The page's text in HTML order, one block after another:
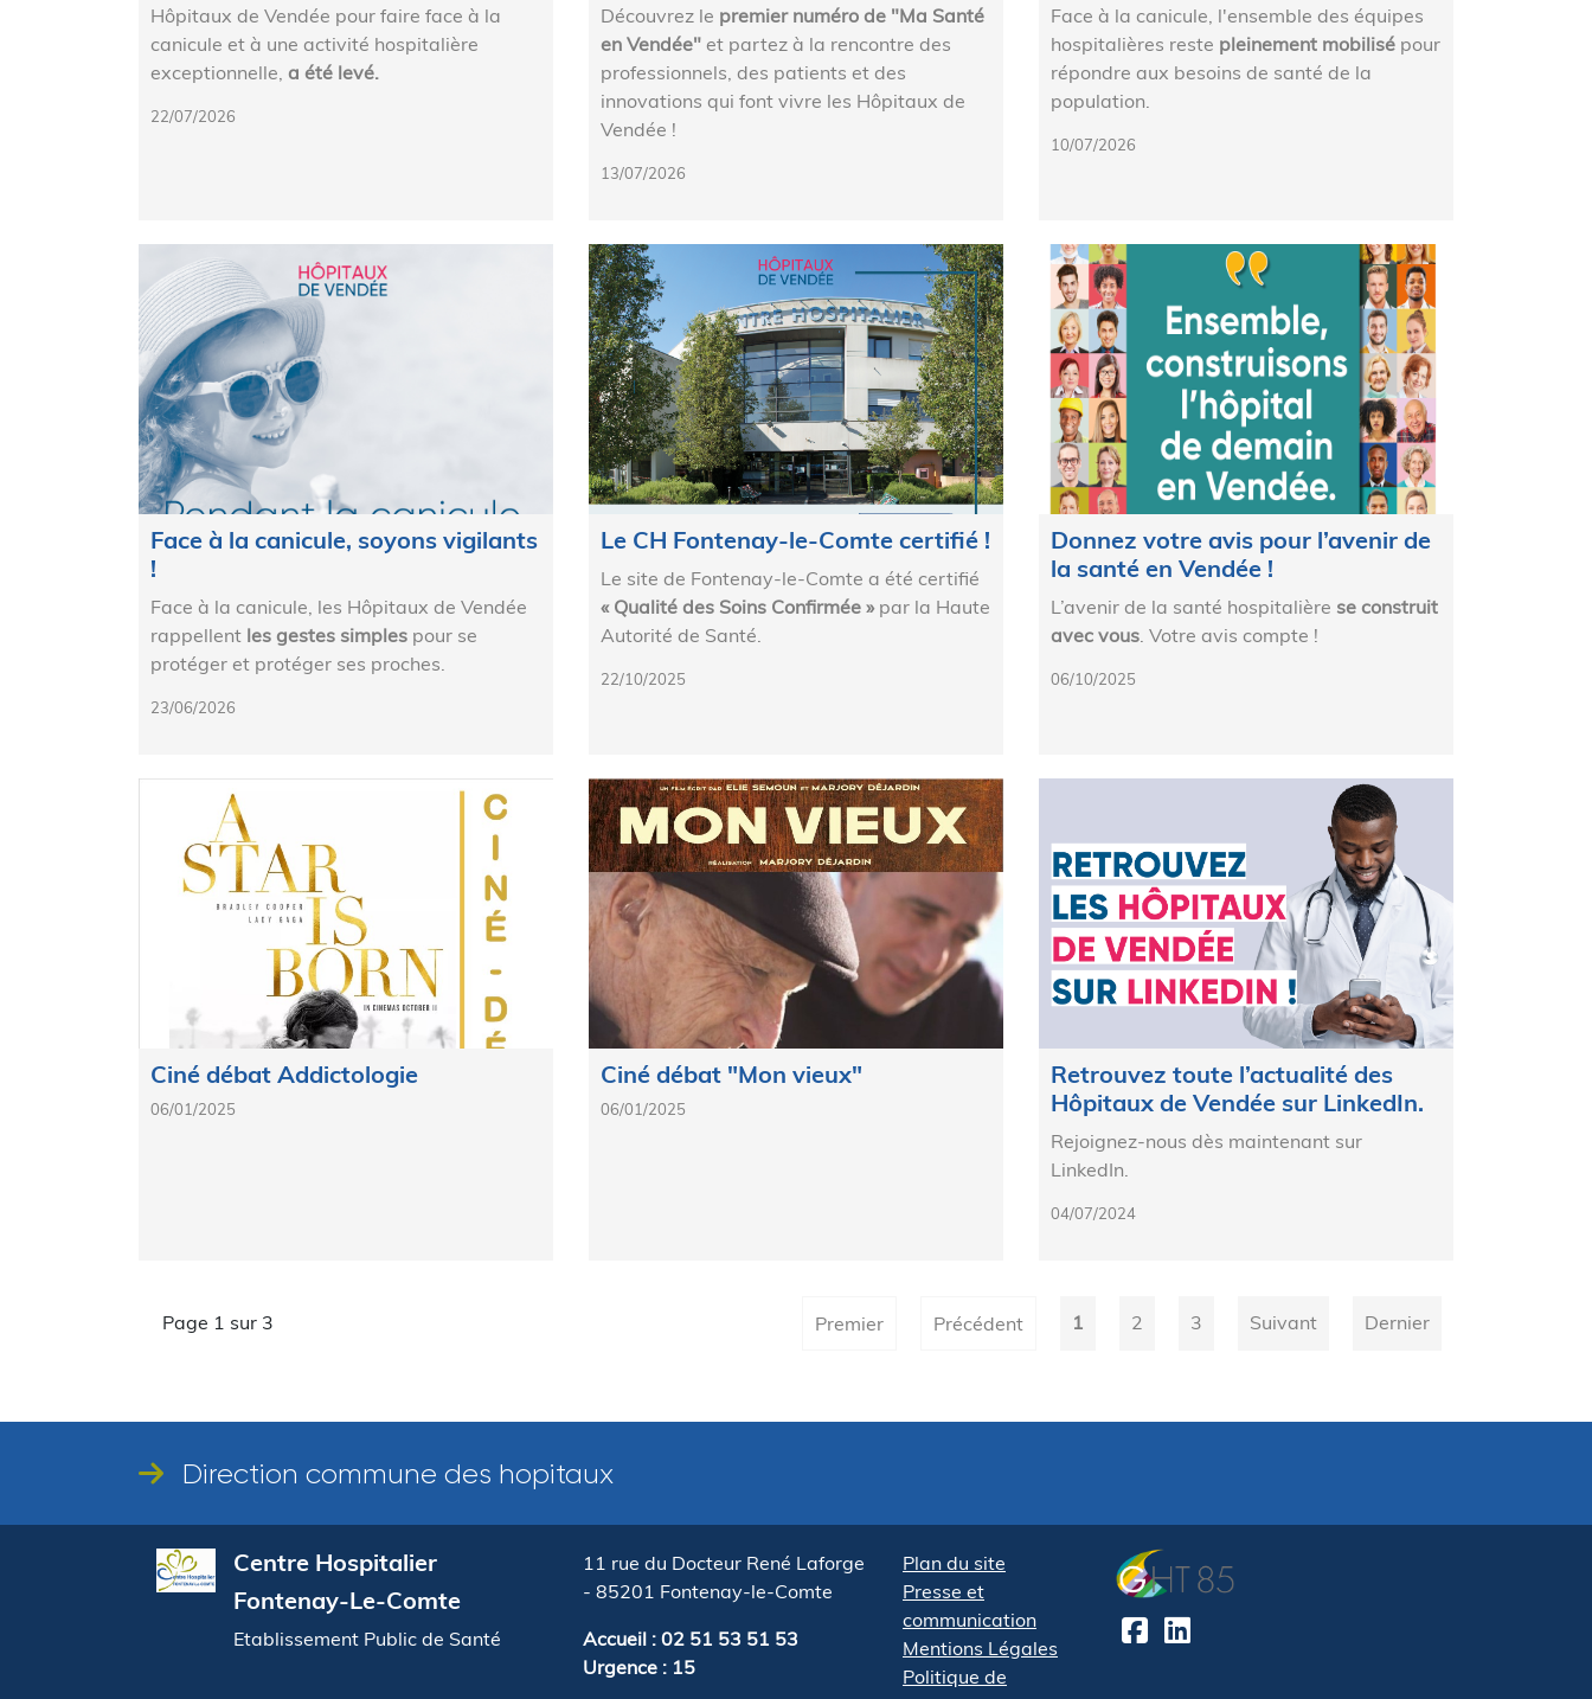
Hôpitaux de Vendée pour faire face à la
canicule et à une activité hospitalière
exceptionnelle, a été levé.
22/07/2026
Découvrez le premier numéro de "Ma Santé
en Vendée" et partez à la rencontre des
professionnels, des patients et des
innovations qui font vivre les Hôpitaux de
Vendée !
13/07/2026
Face à la canicule, l'ensemble des équipes
hospitalières reste pleinement mobilisé pour
répondre aux besoins de santé de la
population.
10/07/2026
Face à la canicule, soyons vigilants
!
Face à la canicule, les Hôpitaux de Vendée
rappellent les gestes simples pour se
protéger et protéger ses proches.
23/06/2026
Le CH Fontenay-le-Comte certifié !
Le site de Fontenay-le-Comte a été certifié
« Qualité des Soins Confirmée »par la Haute
Autorité de Santé.
22/10/2025
Donnez votre avis pour l’avenir de
la santé en Vendée !
L’avenir de la santé hospitalière se construit
avec vous. Votre avis compte !
06/10/2025
Ciné débat Addictologie
06/01/2025
Ciné débat "Mon vieux"
06/01/2025
Retrouvez toute l’actualité des
Hôpitaux de Vendée sur LinkedIn.
Rejoignez-nous dès maintenant sur
LinkedIn.
04/07/2024
Page 1 sur 3 Premier Précédent 1 2 3 Suivant Dernier
Direction commune des hopitaux
Centre Hospitalier
Fontenay-Le-Comte
Etablissement Public de Santé
11 rue du Docteur René Laforge
- 85201 Fontenay-le-Comte
Accueil : 02 51 53 51 53
Urgence : 15
Plan du site
Presse et
communication
Mentions Légales
Politique de